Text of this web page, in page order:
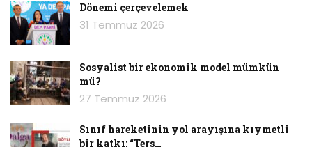
Dönemi çerçevelemek
31 Temmuz 2026
Sosyalist bir ekonomik model mümkün
mü?
27 Temmuz 2026
Sınıf hareketinin yol arayışına kıymetli
bir katkı: “Ters…